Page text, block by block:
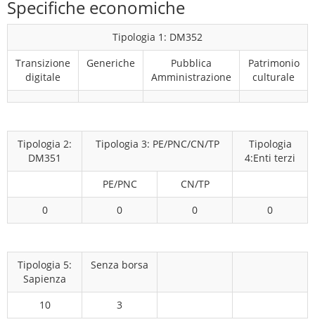
Specifiche economiche
Tipologia 1: DM352
Transizione
digitale
Generiche
Pubblica
Amministrazione
Patrimonio
culturale
Tipologia 2:
DM351
Tipologia 3: PE/PNC/CN/TP
Tipologia
4:Enti terzi
PE/PNC
CN/TP
0
0 0 0
Tipologia 5:
Sapienza
Senza borsa
10 3